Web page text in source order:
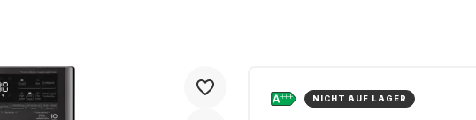
NICHT AUF LAGER